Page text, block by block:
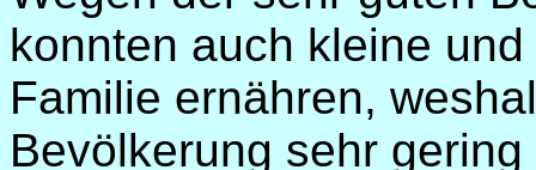
konnten auch kleine
Familie ernähren,
Bevölkerung sehr gering